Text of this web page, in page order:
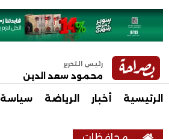
رئيس التحرير
محمود سعد الدين
الرئيسية أخبار الرياضة سياسة